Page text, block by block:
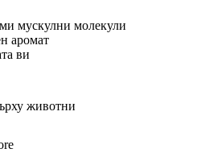
мускулни молекули
аромат
ви
животни